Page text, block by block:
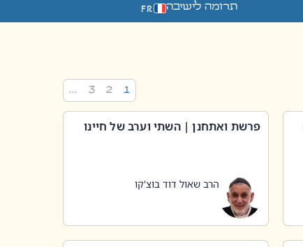
תרומה לישיבה FR
1
2
3
…
פרשת ואתחנן | השתי וערב של חיינו
הרב שאול דוד בוצ'קו